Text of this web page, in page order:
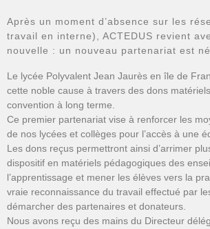
Après un moment d’absence sur les
travail en interne), ACTEDUS revient
nouvelle : un nouveau partenariat est
Le lycée Polyvalent Jean Jaurès en île de
cette noble cause à travers des dons
convention à long terme.
Ce premier partenariat vise à renforcer les
de nos lycées et collèges pour l’accès à une
Les dons reçus permettront ainsi d’arrimer
dispositif en matériels pédagogiques des
l’apprentissage et mener les élèves vers la
vraie reconnaissance du travail effectué par
démarcher des partenaires et donateurs.
Nous avons reçu des mains du Directeur